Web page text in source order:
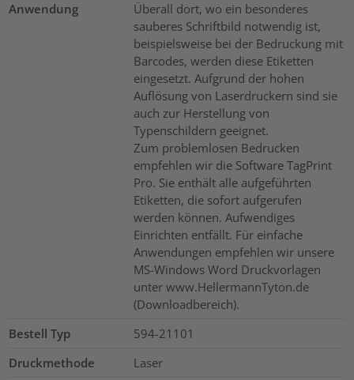
Anwendung
Überall dort, wo ein besonderes
sauberes Schriftbild notwendig ist,
beispielsweise bei der Bedruckung mit
Barcodes, werden diese Etiketten
eingesetzt. Aufgrund der hohen
Auflösung von Laserdruckern sind sie
auch zur Herstellung von
Typenschildern geeignet.
Zum problemlosen Bedrucken
empfehlen wir die Software TagPrint
Pro. Sie enthält alle aufgeführten
Etiketten, die sofort aufgerufen
werden können. Aufwendiges
Einrichten entfällt. Für einfache
Anwendungen empfehlen wir unsere
MS-Windows Word Druckvorlagen
unter www.HellermannTyton.de
(Downloadbereich).
Bestell Typ
594-21101
Druckmethode
Laser